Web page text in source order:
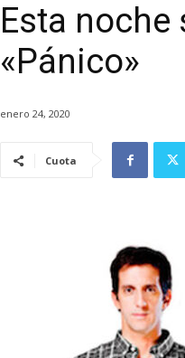
Esta noche
«Pánico»
enero 24, 2020
Cuota